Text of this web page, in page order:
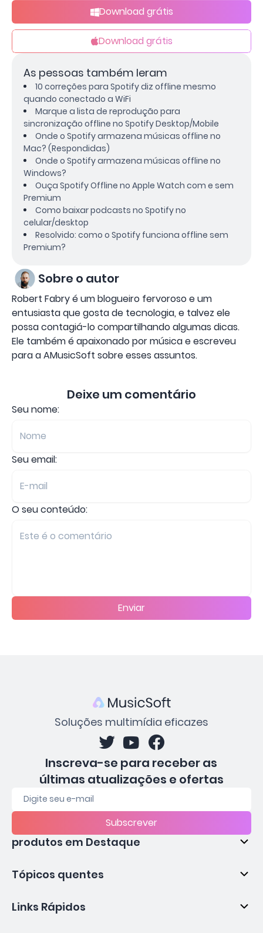
Download grátis
Download grátis
As pessoas também leram
10 correções para Spotify diz offline mesmo
quando conectado a WiFi
Marque a lista de reprodução para
sincronização offline no Spotify Desktop/Mobile
Onde o Spotify armazena músicas offline no
Mac? (Respondidas)
Onde o Spotify armazena músicas offline no
Windows?
Ouça Spotify Offline no Apple Watch com e sem
Premium
Como baixar podcasts no Spotify no
celular/desktop
Resolvido: como o Spotify funciona offline sem
Premium?
Sobre o autor
Robert Fabry é um blogueiro fervoroso e um
entusiasta que gosta de tecnologia, e talvez ele
possa contagiá-lo compartilhando algumas dicas.
Ele também é apaixonado por música e escreveu
para a AMusicSoft sobre esses assuntos.
Deixe um comentário
Seu nome:
Seu email:
O seu conteúdo:
Enviar
Soluções multimídia eficazes
Inscreva-se para receber as
últimas atualizações e ofertas
Subscrever
produtos em Destaque
Tópicos quentes
Links Rápidos